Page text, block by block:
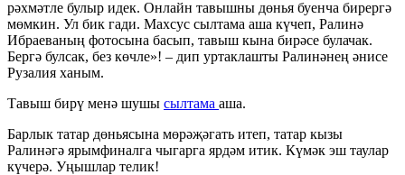
рәхмәтле булыр идек. Онлайн тавышны дөнья буенча бирергә
мөмкин. Ул бик гади. Махсус сылтама аша күчеп, Ралинә
Ибраеваның фотосына басып, тавыш кына бирәсе булачак.
Бергә булсак, без көчле»! – дип уртаклашты Ралинәнең әнисе
Рузалия ханым.
Тавыш бирү менә шушы сылтама аша.
Барлык татар дөньясына мөрәҗәгать итеп, татар кызы
Ралинәгә ярымфиналга чыгарга ярдәм итик. Күмәк эш таулар
күчерә. Уңышлар телик!